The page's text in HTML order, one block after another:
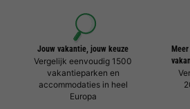
Jouw vakantie, jouw keuze
Vergelijk eenvoudig 1500
vakantieparken en
accommodaties in heel
Europa